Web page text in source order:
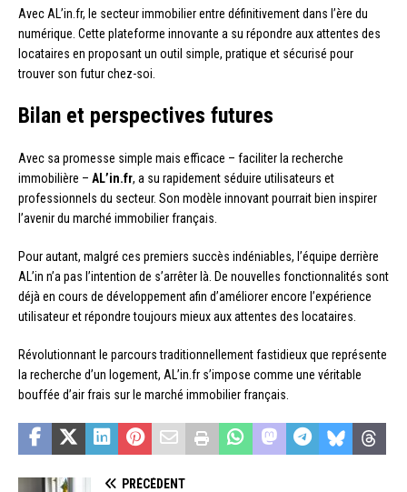
Avec AL’in.fr, le secteur immobilier entre définitivement dans l’ère du
numérique. Cette plateforme innovante a su répondre aux attentes des
locataires en proposant un outil simple, pratique et sécurisé pour
trouver son futur chez-soi.
Bilan et perspectives futures
Avec sa promesse simple mais efficace – faciliter la recherche
immobilière – AL’in.fr, a su rapidement séduire utilisateurs et
professionnels du secteur. Son modèle innovant pourrait bien inspirer
l’avenir du marché immobilier français.
Pour autant, malgré ces premiers succès indéniables, l’équipe derrière
AL’in n’a pas l’intention de s’arrêter là. De nouvelles fonctionnalités sont
déjà en cours de développement afin d’améliorer encore l’expérience
utilisateur et répondre toujours mieux aux attentes des locataires.
Révolutionnant le parcours traditionnellement fastidieux que représente
la recherche d’un logement, AL’in.fr s’impose comme une véritable
bouffée d’air frais sur le marché immobilier français.
PRÉCÉDENT